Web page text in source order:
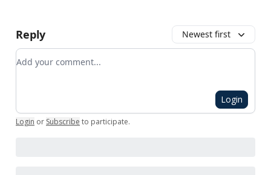
Reply Newest first
Add your comment
Login
Login or Subscribe to participate.